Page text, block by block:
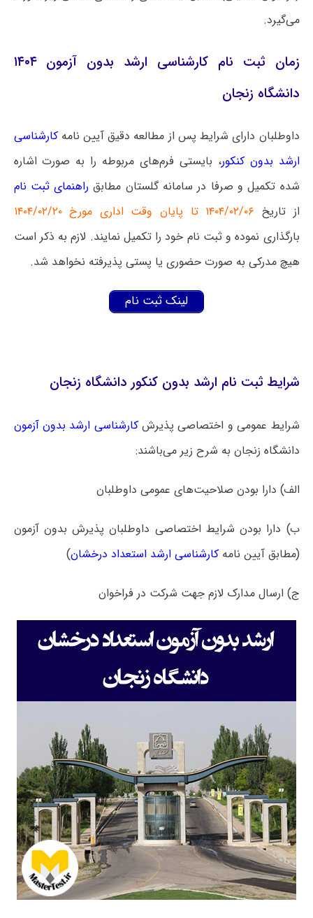
می‌گیرد.
زمان ثبت نام کارشناسی ارشد بدون آزمون ۱۴۰۴
دانشگاه زنجان
داوطلبان دارای شرایط پس از مطالعه دقیق آیین نامه‌کارشناسی
ارشد بدون کنکور، بایستی فرم‌های مربوطه را به صورت اشاره
شده تکمیل و صرفا در سامانه گلستان مطابق راهنمای ثبت نام
از تاریخ ۱۴۰۴/۰۲/۰۶ تا پایان وقت اداری مورخ ۱۴۰۴/۰۲/۲۰
بارگذاری نموده و ثبت نام خود را تکمیل نمایند. لازم به ذکر است
هیچ مدرکی به صورت حضوری یا پستی پذیرفته نخواهد شد.
لینک ثبت نام
شرایط ثبت نام ارشد بدون کنکور دانشگاه زنجان
شرایط عمومی و اختصاصی پذیرشکارشناسی ارشد بدون آزمون
دانشگاه ‌زنجان به شرح زیر می‌باشند:
الف) دارا بودن صلاحیت‌های عمومی داوطلبان
ب) دارا بودن شرایط اختصاصی داوطلبان پذیرش بدون آزمون
(مطابق آیین نامه‌کارشناسی ارشد استعداد درخشان)
ج) ارسال مدارک لازم جهت شرکت در فراخوان